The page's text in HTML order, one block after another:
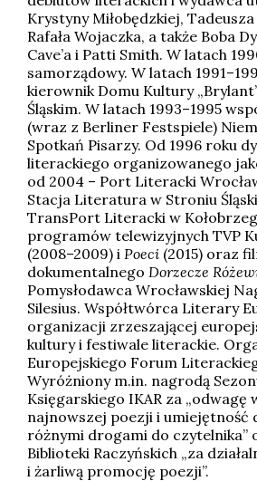
Krystyny Miłobędzkiej,
Rafała Wojaczka, a także Boba
Cave’a i Patti Smith. W latach
samorządowy. W latach
kierownik Domu Kultury
Śląskim. W latach 1993–1995
(wraz z Berliner Festspiele)
Spotkań Pisarzy. Od 1996 roku
literackiego organizowanego
od 2004 – Port Literacki
Stacja Literatura w Stroniu
TransPort Literacki w
programów telewizyjnych TVP
(2008–2009) i Poeci (2015) oraz
dokumentalnego Dorzecze
Pomysłodawca Wrocławskiej
Silesius. Współtwórca Literary
organizacji zrzeszającej
kultury i festiwale literackie.
Europejskiego Forum
Wyróżniony m.in. nagrodą
Księgarskiego IKAR za „odwagę
najnowszej poezji i umiejętność
różnymi drogami do czytelnika”
Biblioteki Raczyńskich „za
i żarliwą promocję poezji”.